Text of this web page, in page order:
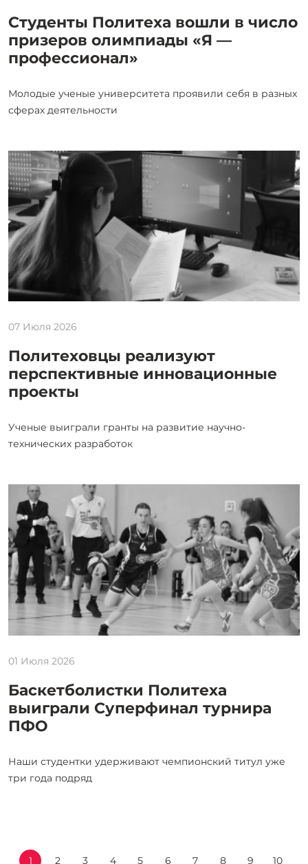
Студенты Политеха вошли в число
призеров олимпиады «Я —
профессионал»
Молодые ученые университета проявили себя в разных
сферах деятельности
07 Июля 2026
Политеховцы реализуют
перспективные инновационные
проекты
Ученые выиграли гранты на развитие научно-
технических разработок
01 Июля 2026
Баскетболистки Политеха
выиграли Суперфинал турнира
ПФО
Наши студентки удерживают чемпионский титул уже
три года подряд
1 2 3 4 5 6 7 8 9 10